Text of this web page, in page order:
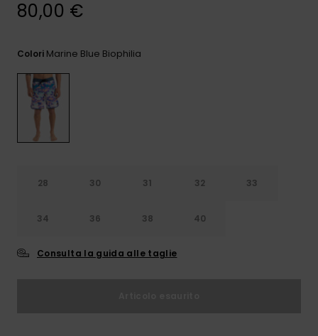
80,00 €
Colori Marine Blue Biophilia
28 30 31 32 33
34 36 38 40
Consulta la guida alle taglie